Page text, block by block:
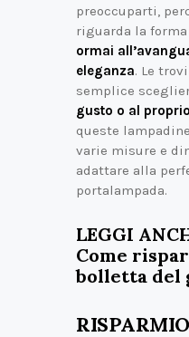
preoccuparti,
riguarda la
ormai
eleganza. Le
semplice
gusto o al
queste
varie misure e
adattare alla
portalampada.
LEGGI
Come
bolletta del